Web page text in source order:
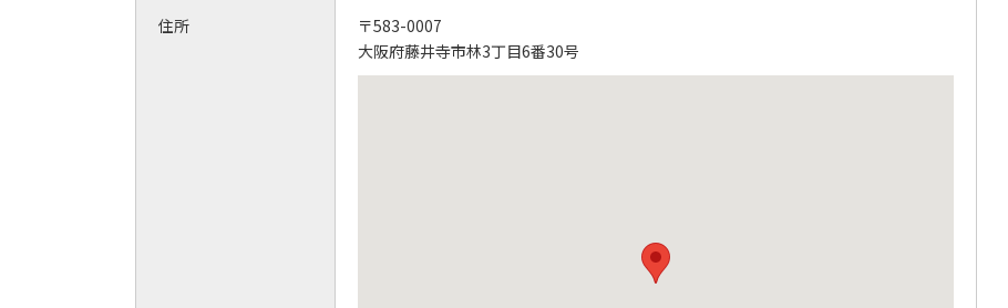
住所
〒583-0007
大阪府藤井寺市林3丁目6番30号